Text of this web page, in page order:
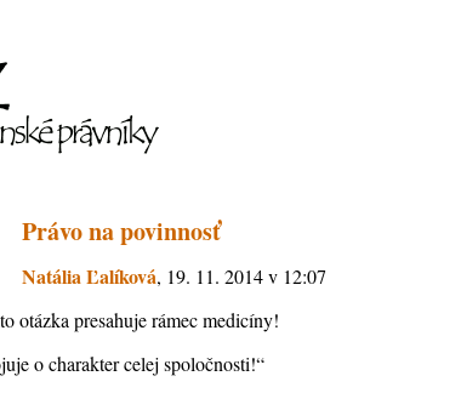
Právo na povinnosť
Natália Ľalíková, 19. 11. 2014 v 12:07
otázka presahuje rámec medicíny!
o charakter celej spoločnosti!“